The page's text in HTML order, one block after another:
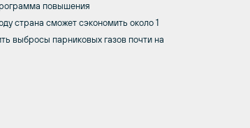
повышения
страна сможет сэкономить около 1
выбросы парниковых газов почти на